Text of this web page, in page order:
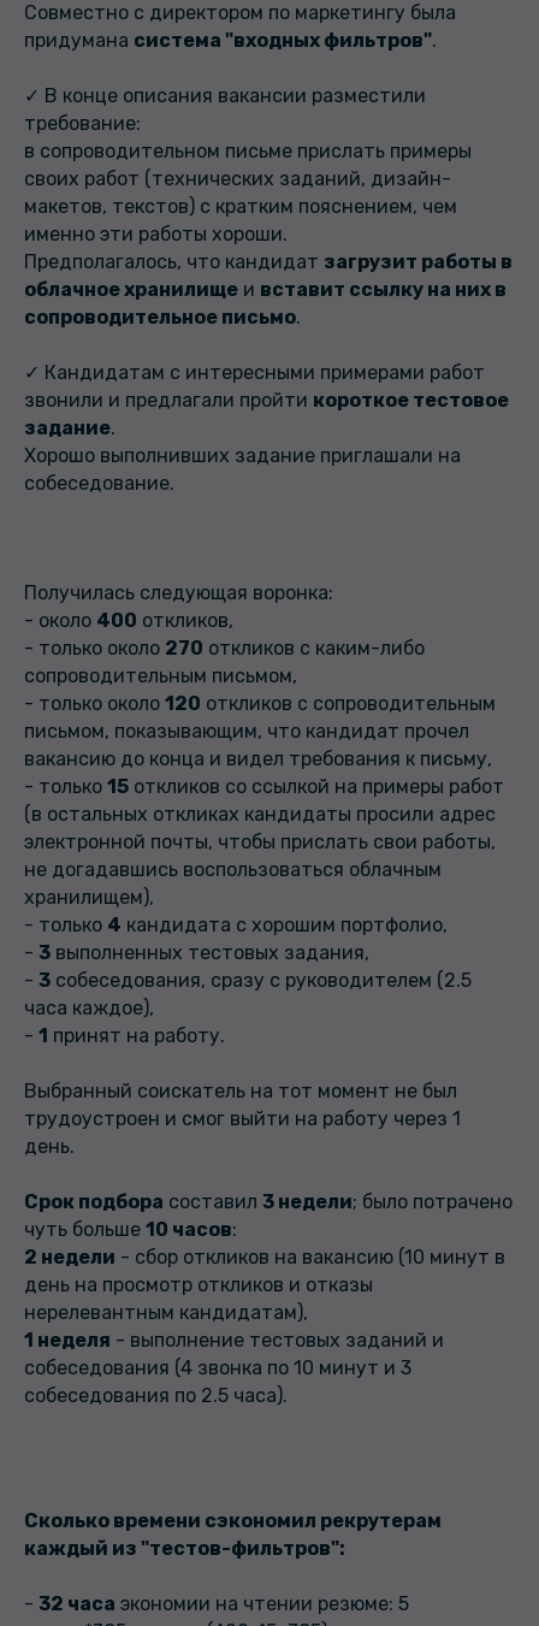
Совместно с директором по маркетингу была
придумана система "входных фильтров".
✓ В конце описания вакансии разместили
требование:
в сопроводительном письме прислать примеры
своих работ (технических заданий, дизайн-
макетов, текстов) с кратким пояснением, чем
именно эти работы хороши.
Предполагалось, что кандидат загрузит работы в
облачное хранилище и вставит ссылку на них в
сопроводительное письмо.
✓ Кандидатам с интересными примерами работ
звонили и предлагали пройти короткое тестовое
задание.
Хорошо выполнивших задание приглашали на
собеседование.
Получилась следующая воронка:
- около 400 откликов,
- только около 270 откликов с каким-либо
сопроводительным письмом,
- только около 120 откликов с сопроводительным
письмом, показывающим, что кандидат прочел
вакансию до конца и видел требования к письму,
- только 15 откликов со ссылкой на примеры работ
(в остальных откликах кандидаты просили адрес
электронной почты, чтобы прислать свои работы,
не догадавшись воспользоваться облачным
хранилищем),
- только 4 кандидата с хорошим портфолио,
- 3 выполненных тестовых задания,
- 3 собеседования, сразу с руководителем (2.5
часа каждое),
- 1 принят на работу.
Выбранный соискатель на тот момент не был
трудоустроен и смог выйти на работу через 1
день.
Срок подбора составил 3 недели; было потрачено
чуть больше 10 часов:
2 недели - сбор откликов на вакансию (10 минут в
день на просмотр откликов и отказы
нерелевантным кандидатам),
1 неделя - выполнение тестовых заданий и
собеседования (4 звонка по 10 минут и 3
собеседования по 2.5 часа).
Сколько времени сэкономил рекрутерам
каждый из "тестов-фильтров":
- 32 часа экономии на чтении резюме: 5